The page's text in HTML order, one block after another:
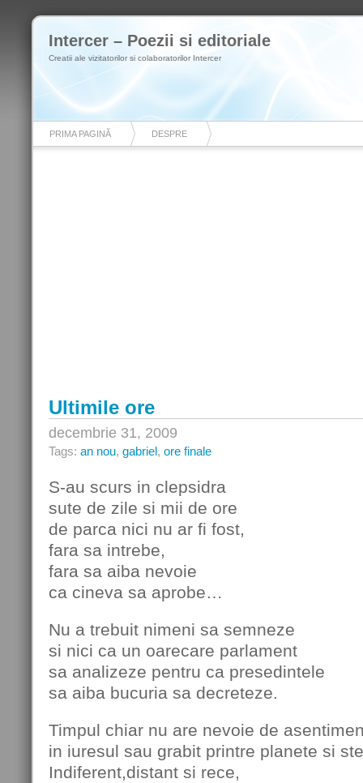
Intercer – Poezii si editoriale
Creatii ale vizitatorilor si colaboratorilor Intercer
PRIMA PAGINĂ DESPRE
Ultimile ore
decembrie 31, 2009
Tags: an nou, gabriel, ore finale
S-au scurs in clepsidra
sute de zile si mii de ore
de parca nici nu ar fi fost,
fara sa intrebe,
fara sa aiba nevoie
ca cineva sa aprobe…
Nu a trebuit nimeni sa semneze
si nici ca un oarecare parlament
sa analizeze pentru ca presedintele
sa aiba bucuria sa decreteze.
Timpul chiar nu are nevoie de
in iuresul sau grabit printre planete si
Indiferent,distant si rece,